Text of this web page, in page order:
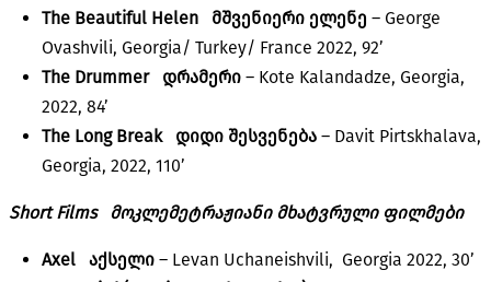
The Beautiful Helen მშვენიერი ელენე – George
Ovashvili, Georgia/ Turkey/ France 2022, 92’
The Drummer
დრამერი – Kote Kalandadze, Georgia,
2022, 84’
The Long Break დიდი შესვენება – Davit Pirtskhalava,
Georgia, 2022, 110’
Short Filmsმოკლემეტრაჟიანი მხატვრული ფილმები
Axel აქსელი – Levan Uchaneishvili, Georgia 2022, 30’